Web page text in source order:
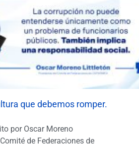
que debemos romper.
por Oscar Moreno
de Federaciones de